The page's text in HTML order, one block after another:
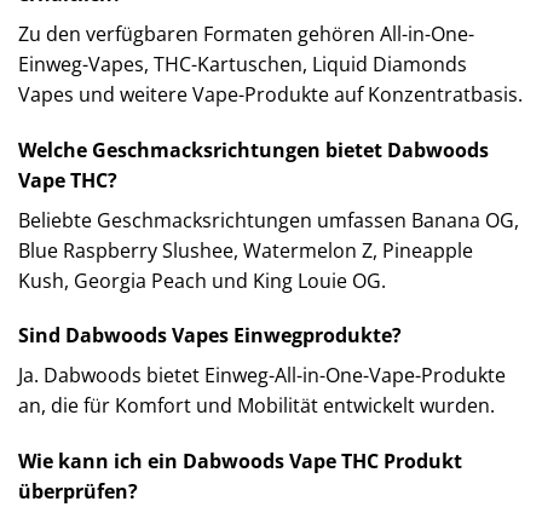
Zu den verfügbaren Formaten gehören All-in-One-
Einweg-Vapes, THC-Kartuschen, Liquid Diamonds
Vapes und weitere Vape-Produkte auf Konzentratbasis.
Welche Geschmacksrichtungen bietet Dabwoods
Vape THC?
Beliebte Geschmacksrichtungen umfassen Banana OG,
Blue Raspberry Slushee, Watermelon Z, Pineapple
Kush, Georgia Peach und King Louie OG.
Sind Dabwoods Vapes Einwegprodukte?
Ja. Dabwoods bietet Einweg-All-in-One-Vape-Produkte
an, die für Komfort und Mobilität entwickelt wurden.
Wie kann ich ein Dabwoods Vape THC Produkt
überprüfen?